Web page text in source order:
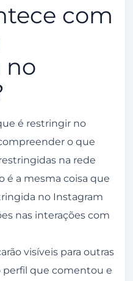
com
no
é restringir no
o que
na rede
é a mesma coisa que
no Instagram
nas interações com
visíveis para outras
perfil que comentou e